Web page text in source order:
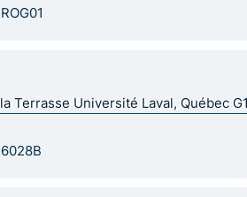
Terrasse Université Laval, Québec